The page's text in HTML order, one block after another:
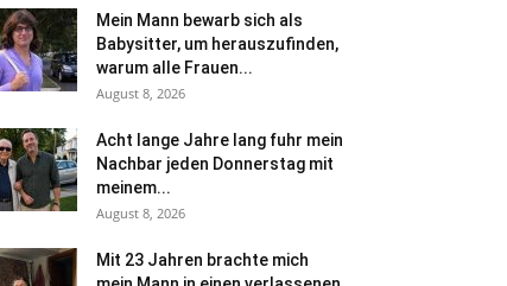
Mein Mann bewarb sich als
Babysitter, um herauszufinden,
warum alle Frauen...
August 8, 2026
Acht lange Jahre lang fuhr mein
Nachbar jeden Donnerstag mit
meinem...
August 8, 2026
Mit 23 Jahren brachte mich